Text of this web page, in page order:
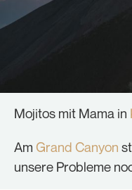
Mojitos mit Mama in
Am Grand Canyon
unsere Probleme